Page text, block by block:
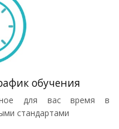
обучения
для вас время в
стандартами